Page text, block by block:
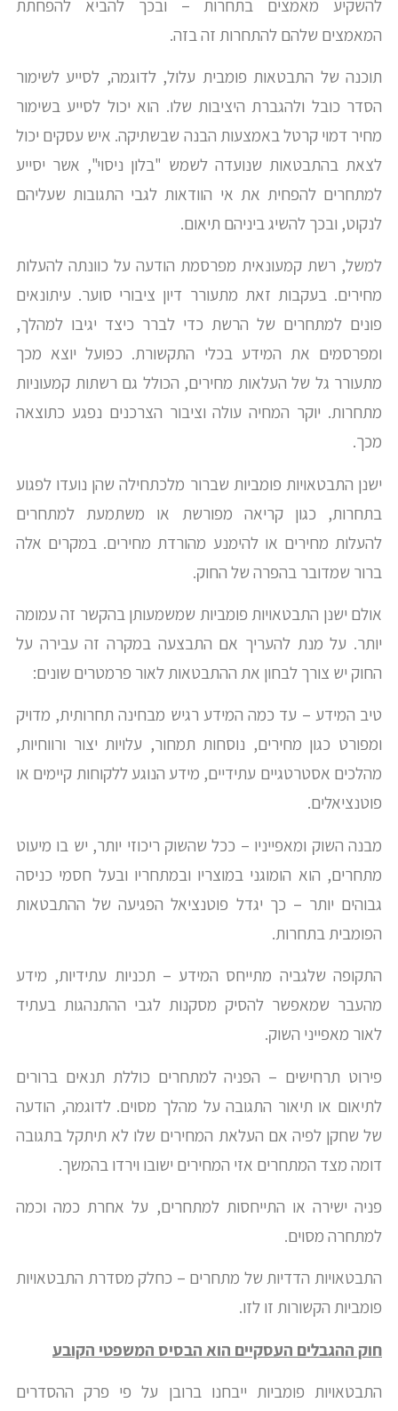
להשקיע מאמצים בתחרות – ובכך להביא להפחתת
המאמצים שלהם להתחרות זה בזה.
תוכנה של התבטאות פומבית עלול, לדוגמה, לסייע לשימור
הסדר כובל ולהגברת היציבות שלו. הוא יכול לסייע בשימור
מחיר דמוי קרטל באמצעות הבנה שבשתיקה. איש עסקים יכול
לצאת בהתבטאות שנועדה לשמש "בלון ניסוי", אשר יסייע
למתחרים להפחית את אי הוודאות לגבי התגובות שעליהם
לנקוט, ובכך להשיג ביניהם תיאום.
למשל, רשת קמעונאית מפרסמת הודעה על כוונתה להעלות
מחירים. בעקבות זאת מתעורר דיון ציבורי סוער. עיתונאים
פונים למתחרים של הרשת כדי לברר כיצד יגיבו למהלך,
ומפרסמים את המידע בכלי התקשורת. כפועל יוצא מכך
מתעורר גל של העלאות מחירים, הכולל גם רשתות קמעוניות
מתחרות. יוקר המחיה עולה וציבור הצרכנים נפגע כתוצאה
מכך.
ישנן התבטאויות פומביות שברור מלכתחילה שהן נועדו לפגוע
בתחרות, כגון קריאה מפורשת או משתמעת למתחרים
להעלות מחירים או להימנע מהורדת מחירים. במקרים אלה
ברור שמדובר בהפרה של החוק.
אולם ישנן התבטאויות פומביות שמשמעותן בהקשר זה עמומה
יותר. על מנת להעריך אם התבצעה במקרה זה עבירה על
החוק יש צורך לבחון את ההתבטאות לאור פרמטרים שונים:
טיב המידע – עד כמה המידע רגיש מבחינה תחרותית, מדויק
ומפורט כגון מחירים, נוסחות תמחור, עלויות יצור ורווחיות,
מהלכים אסטרטגיים עתידיים, מידע הנוגע ללקוחות קיימים או
פוטנציאלים.
מבנה השוק ומאפייניו – ככל שהשוק ריכוזי יותר, יש בו מיעוט
מתחרים, הוא הומוגני במוצריו ובמתחריו ובעל חסמי כניסה
גבוהים יותר – כך יגדל פוטנציאל הפגיעה של ההתבטאות
הפומבית בתחרות.
התקופה שלגביה מתייחס המידע – תכניות עתידיות, מידע
מהעבר שמאפשר להסיק מסקנות לגבי ההתנהגות בעתיד
לאור מאפייני השוק.
פירוט תרחישים – הפניה למתחרים כוללת תנאים ברורים
לתיאום או תיאור התגובה על מהלך מסוים. לדוגמה, הודעה
של שחקן לפיה אם העלאת המחירים שלו לא תיתקל בתגובה
דומה מצד המתחרים אזי המחירים ישובו וירדו בהמשך.
פניה ישירה או התייחסות למתחרים, על אחרת כמה וכמה
למתחרה מסוים.
התבטאויות הדדיות של מתחרים – כחלק מסדרת התבטאויות
פומביות הקשורות זו לזו.
חוק ההגבלים העסקיים הוא הבסיס המשפטי הקובע
התבטאויות פומביות ייבחנו ברובן על פי פרק ההסדרים